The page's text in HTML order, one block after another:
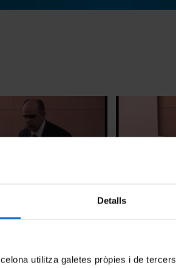
Detalls
utilitza galetes pròpies i de
of the Spanish
The
perspective